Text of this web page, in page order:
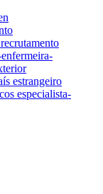
estrangeiro
especialista-